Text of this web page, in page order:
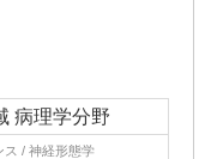
病理学分野
ス / 神経形態学